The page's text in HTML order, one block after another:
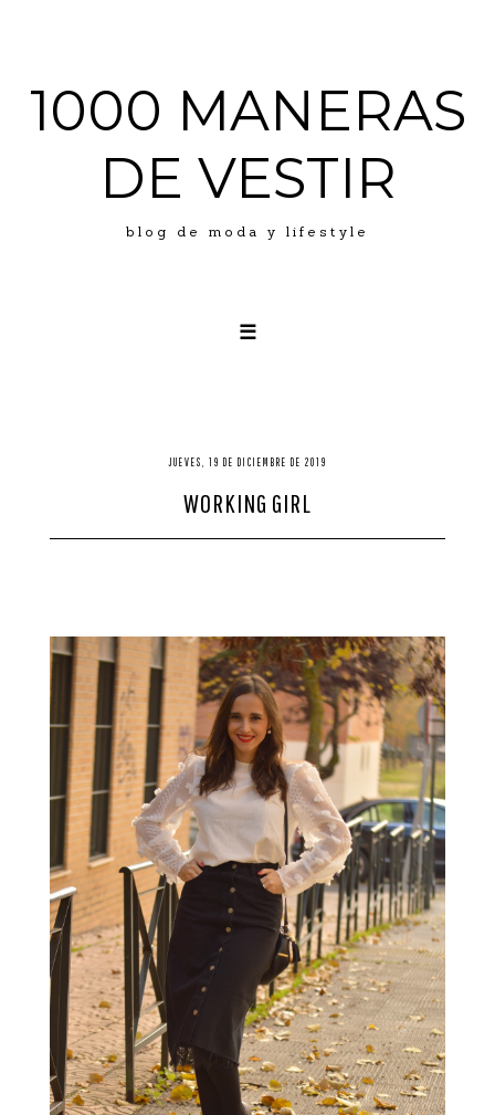
1000 MANERAS
DE VESTIR
blog de moda y lifestyle
☰
PRESS
CONTACTO
JUEVES, 19 DE DICIEMBRE DE 2019
WORKING GIRL